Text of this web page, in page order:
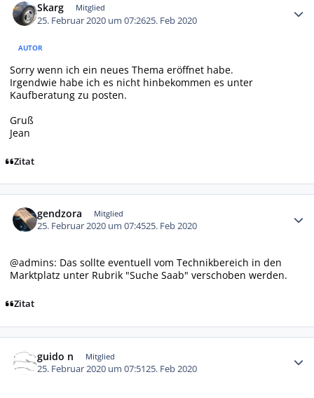
Skarg Mitglied
25. Februar 2020 um 07:2625. Feb 2020
AUTOR
Sorry wenn ich ein neues Thema eröffnet habe.
Irgendwie habe ich es nicht hinbekommen es unter
Kaufberatung zu posten.
Gruß
Jean
Zitat
gendzora Mitglied
25. Februar 2020 um 07:4525. Feb 2020
@admins: Das sollte eventuell vom Technikbereich in den
Marktplatz unter Rubrik "Suche Saab" verschoben werden.
Zitat
guido n Mitglied
25. Februar 2020 um 07:5125. Feb 2020